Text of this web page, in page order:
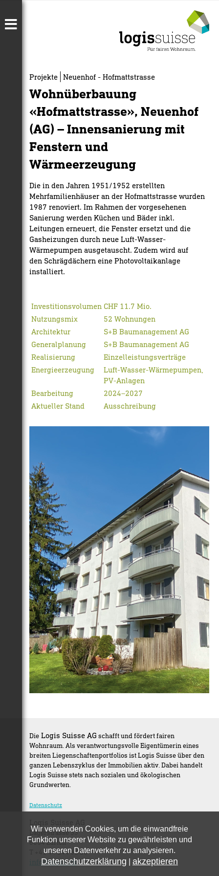
Projekte Neuenhof - Hofmattstrasse
Wohnüberbauung
«Hofmattstrasse», Neuenhof
(AG) – Innensanierung mit
Fenstern und
Wärmeerzeugung
Die in den Jahren 1951/1952 erstellten
Mehrfamilienhäuser an der Hofmattstrasse wurden
1987 renoviert. Im Rahmen der vorgesehenen
Sanierung werden Küchen und Bäder inkl.
Leitungen erneuert, die Fenster ersetzt und die
Gasheizungen durch neue Luft-Wasser-
Wärmepumpen ausgetauscht. Zudem wird auf
den Schrägdächern eine Photovoltaikanlage
installiert.
Investitionsvolumen CHF 11.7 Mio.
Nutzungsmix
52 Wohnungen
Architektur
S+B Baumanagement AG
Generalplanung
S+B Baumanagement AG
Realisierung
Einzelleistungsverträge
Energieerzeugung
Luft-Wasser-Wärmepumpen,
PV-Anlagen
Bearbeitung
2024–2027
Aktueller Stand
Ausschreibung
Die Logis Suisse AG schafft und fördert fairen
Wohnraum. Als verantwortungsvolle Eigentümerin eines
breiten Liegenschaftenportfolios ist Logis Suisse über den
ganzen Lebenszyklus der Immobilien aktiv. Dabei handelt
Logis Suisse stets nach sozialen und ökologischen
Grundwerten.
Datenschutz
Lagerstrasse 33
8004 Zürich
T +41 44 244 62 20
info@logis.ch
Wir verwenden Cookies, um die einwandfreie
Funktion unserer Website zu gewährleisten und
unseren Datenverkehr zu analysieren.
Datenschutzerklärung akzeptieren